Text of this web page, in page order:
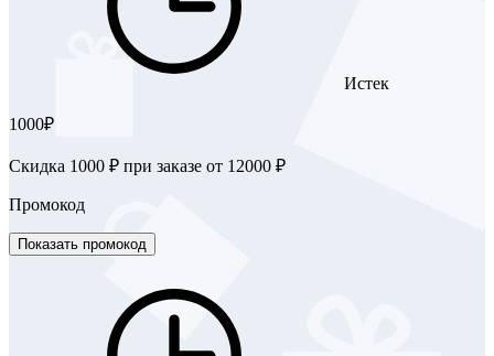
Истек
1000₽
Скидка 1000 ₽ при заказе от 12000 ₽
Промокод
Показать промокод